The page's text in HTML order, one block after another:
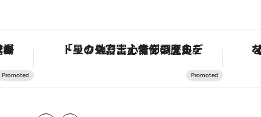
」。旅愛好家のお気に入りコレクションから、ジェンダーレスな新作が登場 「星のや富士」でデジタルデトックス。冨士信仰の歴史を辿り、心身を調える。